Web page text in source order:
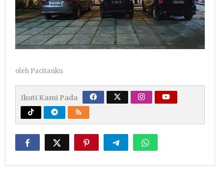
oleh Pacitanku
Ikuti Kami Pada